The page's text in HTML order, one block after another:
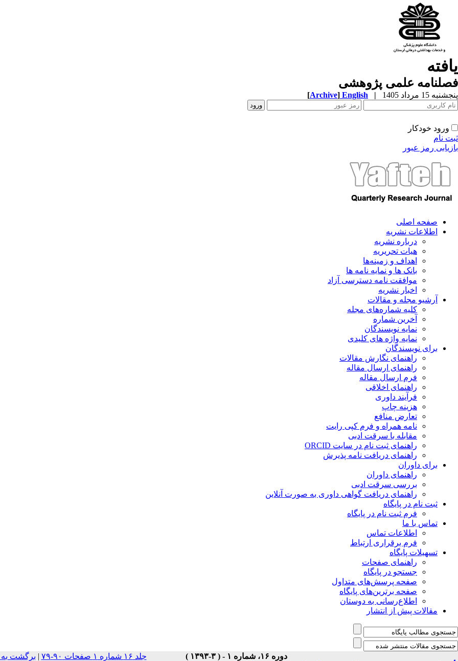
یافته
فصلنامه علمی پژوهشی
پنجشنبه 15 مرداد 1405 |
English
[Archive]
ورود خودکار
ثبت نام
بازیابی رمز عبور
صفحه اصلی
اطلاعات نشریه
درباره نشریه
هیات تحریریه
اهداف و زمینه‌ها
بانک ها و نمایه نامه ها
موافقت نامه دسترسی آزاد
اخبار نشریه
آرشیو مجله و مقالات
کلیه شماره‌های مجله
آخرین شماره
نمایه نویسندگان
نمایه واژه های کلیدی
برای نویسندگان
راهنمای نگارش مقالات
راهنمای ارسال مقاله
فرم ارسال مقاله
راهنمای اخلاقی
فرآیند داوری
هزینه چاپ
تعارض منافع
نامه همراه و فرم کپی رایت
مقابله با سرقت ادبی
راهنمای ثبت نام در سایت ORCID
راهنمای دریافت نامه پذیرش
برای داوران
راهنمای داوران
بررسی سرقت ادبی
راهنمای دریافت گواهی داوری به صورت آنلاین
ثبت نام در پایگاه
فرم ثبت نام در پایگاه
تماس با ما
اطلاعات تماس
فرم برقراری ارتباط
تسهیلات پایگاه
راهنمای صفحات
جستجو در پایگاه
صفحه پرسش‌های متداول
صفحه برترین‌های پایگاه
اطلاع‌رسانی به دوستان
مقالات پیش از انتشار
دوره ۱۶، شماره ۱ - ( ۳-۱۳۹۳ ) جلد ۱۶ شماره ۱ صفحات ۹۰-۷۹ | برگشت